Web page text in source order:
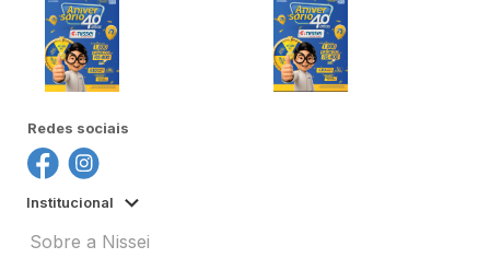
Redes sociais
Institucional
Sobre a Nissei